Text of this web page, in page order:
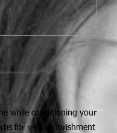
while conditioning your
for rapid nourishment